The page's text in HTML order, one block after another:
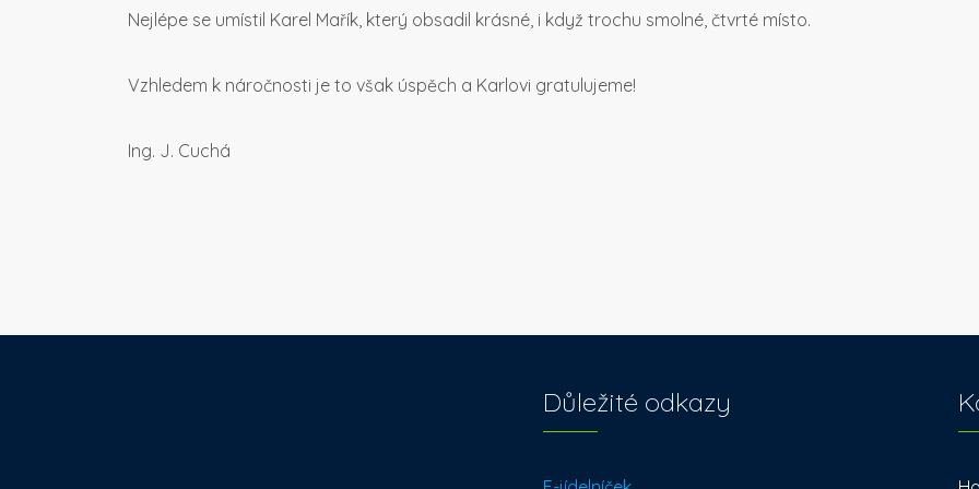
Nejlépe se umístil Karel Mařík, který obsadil krásné, i když trochu smolné, čtvrté místo.
Vzhledem k náročnosti je to však úspěch a Karlovi gratulujeme!
Ing. J. Cuchá
Důležité odkazy